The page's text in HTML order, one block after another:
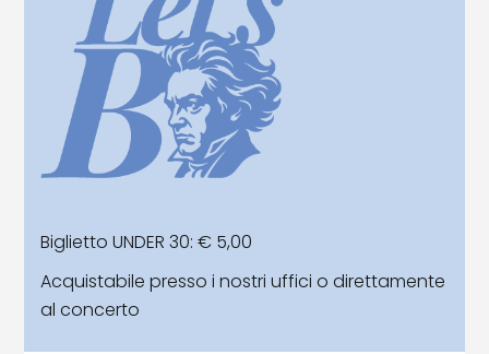
Biglietto UNDER 30: € 5,00
Acquistabile presso i nostri uffici o direttamente
al concerto